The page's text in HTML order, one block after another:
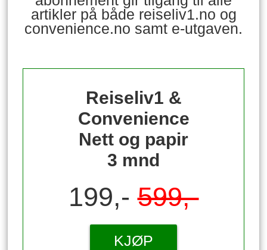
artikler på både reiseliv1.no og
convenience.no samt e-utgaven.
Reiseliv1 &
Convenience
Nett og papir
3 mnd
199,-599,-
KJØP